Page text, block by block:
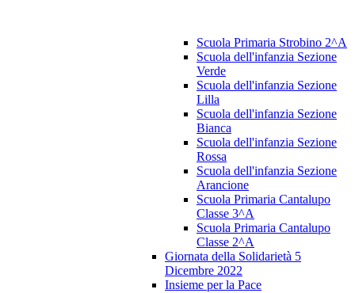
Scuola Primaria Strobino 2^A
Scuola dell'infanzia Sezione
Verde
Scuola dell'infanzia Sezione
Lilla
Scuola dell'infanzia Sezione
Bianca
Scuola dell'infanzia Sezione
Rossa
Scuola dell'infanzia Sezione
Arancione
Scuola Primaria Cantalupo
Classe 3^A
Scuola Primaria Cantalupo
Classe 2^A
Giornata della Solidarietà 5
Dicembre 2022
Insieme per la Pace